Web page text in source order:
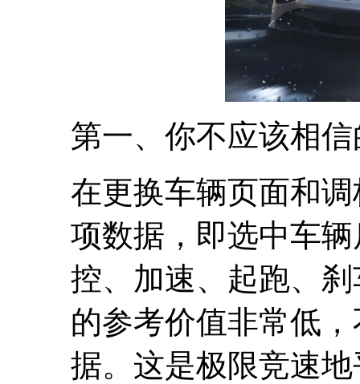
第一、你不应该相
在更换车辆页面和
项数据，即选中车
控、加速、起跑、
的参考价值非常低
据。这是极限竞速